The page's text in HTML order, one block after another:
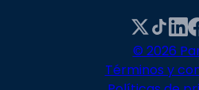
© 2026
Términos y